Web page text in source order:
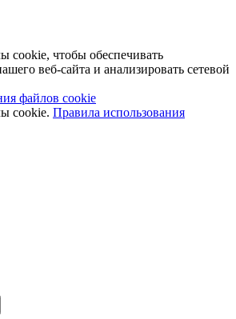
cookie, чтобы обеспечивать
веб-сайта и анализировать сетевой
файлов cookie
cookie. Правила использования